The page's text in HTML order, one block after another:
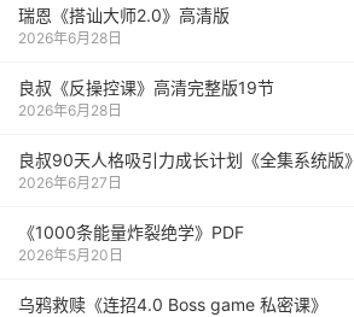
瑞恩《搭讪大师2.0》高清版
2026年6月28日
良叔《反操控课》高清完整版19节
2026年6月28日
良叔90天人格吸引力成长计划《全集系统版》
2026年6月27日
《1000‮能条‬‎量‮裂炸‬‎绝学》PDF
2026年5月20日
乌鸦救赎《连招4.0 Boss game 私密课》